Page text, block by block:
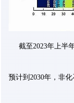
截至2023年上半
预计到2030年，非